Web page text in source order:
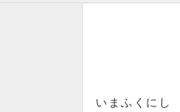
いまふくにし